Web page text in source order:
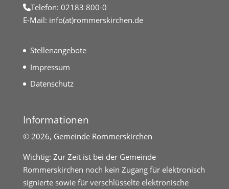
Telefon: 02183 800-0
E-Mail: info(at)rommerskirchen.de
Stellenangebote
Impressum
Datenschutz
Informationen
© 2026, Gemeinde Rommerskirchen
Wichtig: Zur Zeit ist bei der Gemeinde
Rommerskirchen noch kein Zugang für elektronisch
signierte sowie für verschlüsselte elektronische